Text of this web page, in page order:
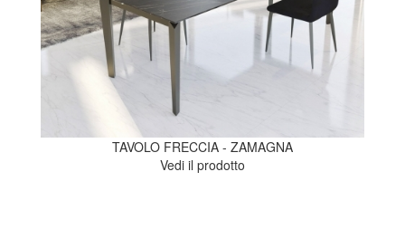
TAVOLO FRECCIA - ZAMAGNA
Vedi il prodotto